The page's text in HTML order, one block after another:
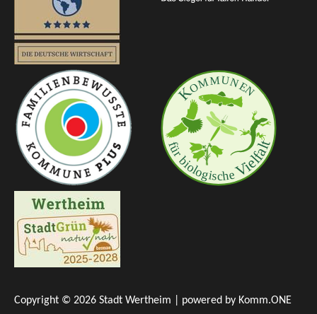
Copyright © 2026 Stadt Wertheim | powered by Komm.ONE